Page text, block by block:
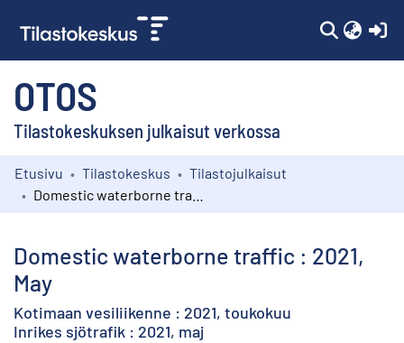
OTOS
Tilastokeskuksen julkaisut verkossa
Kokoelmat
Etusivu Tilastokeskus
Tilastojulkaisut
Domestic waterborne traffic : 2021,
May
Kotimaan vesiliikenne : 2021, toukokuu
Inrikes sjötrafik : 2021, maj